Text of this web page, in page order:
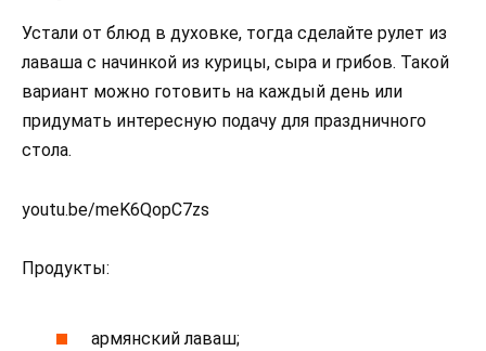
Устали от блюд в духовке, тогда сделайте рулет из
лаваша с начинкой из курицы, сыра и грибов. Такой
вариант можно готовить на каждый день или
придумать интересную подачу для праздничного
стола.
youtu.be/meK6QopC7zs
Продукты:
армянский лаваш;